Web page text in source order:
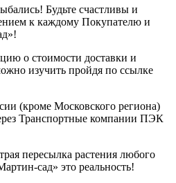
Будьте счастливы и
к каждому Покупателю и
о стоимости доставки и
изучить пройдя по ссылке
(кроме Московского региона)
Транспортные компании ПЭК
пересылка растения любого
сад» это реальность!